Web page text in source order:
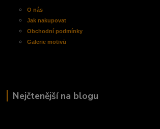
O nás
Jak nakupovat
Obchodnípodmínky
Galerie motivů
Nejčtenější na blogu